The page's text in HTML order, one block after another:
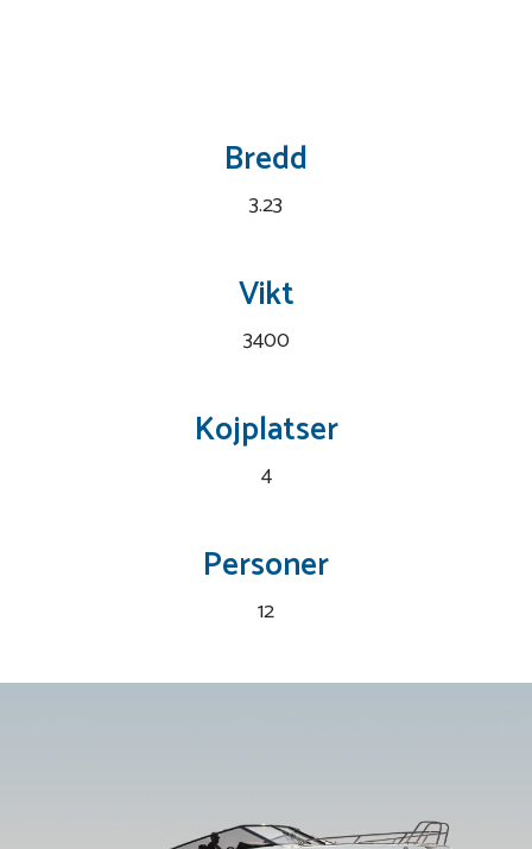
Bredd
3.23
Vikt
3400
Kojplatser
4
Personer
12